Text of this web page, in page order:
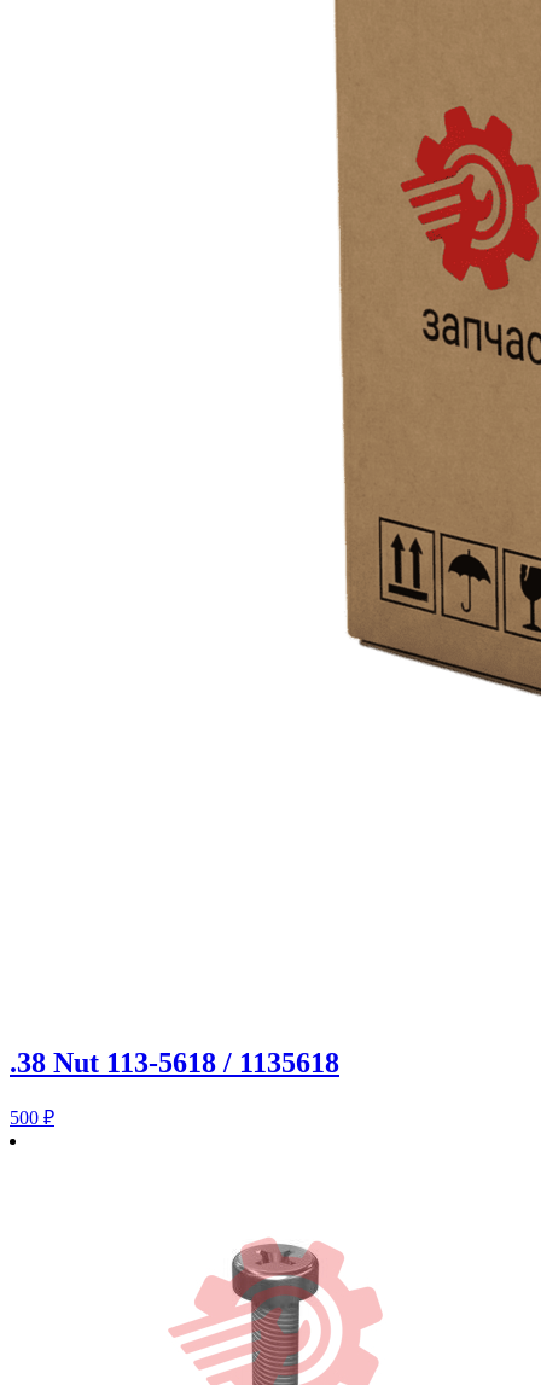
.38 Nut 113-5618 / 1135618
500 ₽